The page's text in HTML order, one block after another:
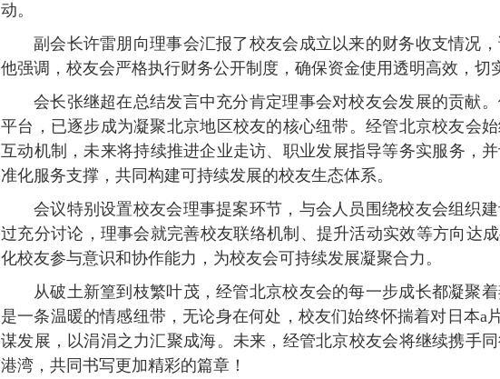
动。
副会长许雷朋向理事会汇报了校友会成立以来的财务收支情况
他强调，校友会严格执行财务公开制度，确保资金使用透明高效，切
会长张继超在总结发言中充分肯定理事会对校友会发展的贡献
平台，已逐步成为凝聚北京地区校友的核心纽带。经管北京校友会
互动机制，未来将持续推进企业走访、职业发展指导等务实服务，
准化服务支撑，共同构建可持续发展的校友生态体系。
会议特别设置校友会理事提案环节，与会人员围绕校友会组织
过充分讨论，理事会就完善校友联络机制、提升活动实效等方向达
化校友参与意识和协作能力，为校友会可持续发展凝聚合力。
从破土新篁到枝繁叶茂，经管北京校友会的每一步成长都凝聚
是一条温暖的情感纽带，无论身在何处，校友们始终怀揣着对日本a
谋发展，以涓涓之力汇聚成海。未来，经管北京校友会将继续携手
港湾，共同书写更加精彩的篇章！